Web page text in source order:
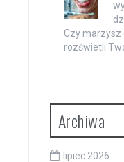
Czy marzysz
rozświetli
Archiwa
lipiec 2026